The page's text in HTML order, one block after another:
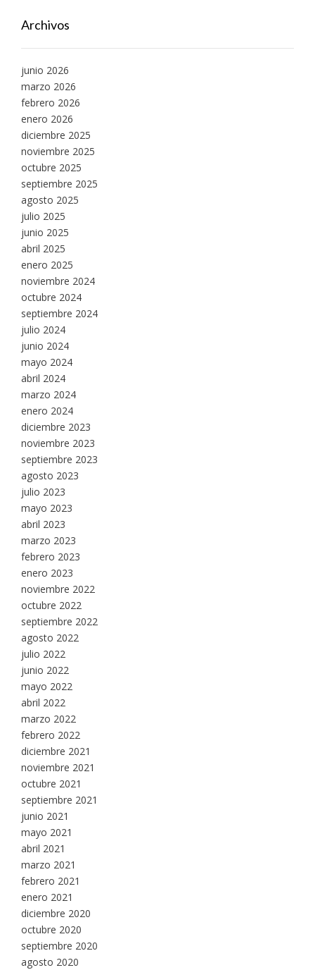
Archivos
junio 2026
marzo 2026
febrero 2026
enero 2026
diciembre 2025
noviembre 2025
octubre 2025
septiembre 2025
agosto 2025
julio 2025
junio 2025
abril 2025
enero 2025
noviembre 2024
octubre 2024
septiembre 2024
julio 2024
junio 2024
mayo 2024
abril 2024
marzo 2024
enero 2024
diciembre 2023
noviembre 2023
septiembre 2023
agosto 2023
julio 2023
mayo 2023
abril 2023
marzo 2023
febrero 2023
enero 2023
noviembre 2022
octubre 2022
septiembre 2022
agosto 2022
julio 2022
junio 2022
mayo 2022
abril 2022
marzo 2022
febrero 2022
diciembre 2021
noviembre 2021
octubre 2021
septiembre 2021
junio 2021
mayo 2021
abril 2021
marzo 2021
febrero 2021
enero 2021
diciembre 2020
octubre 2020
septiembre 2020
agosto 2020